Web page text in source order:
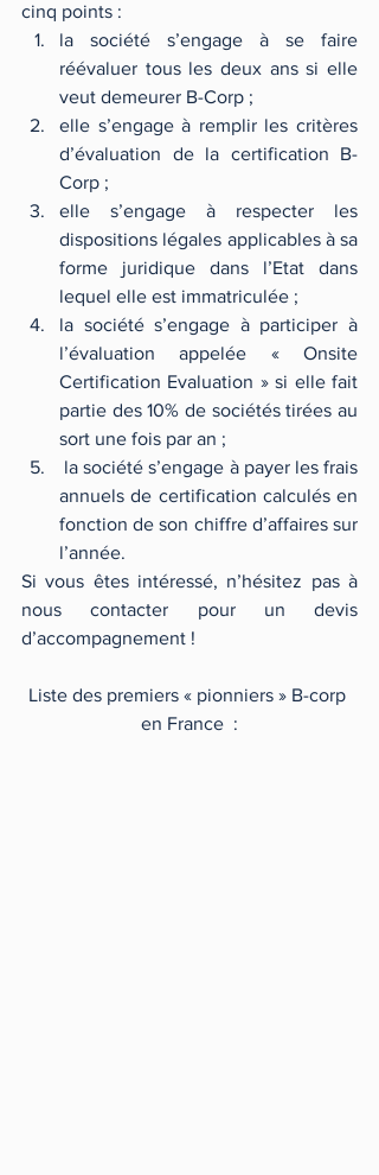
cinq points :
la société s’engage à se faire
réévaluer tous les deux ans si elle
veut demeurer B-Corp ;
elle s’engage à remplir les critères
d’évaluation de la certification B-
Corp ;
elle s’engage à respecter les
dispositions légales applicables à sa
forme juridique dans l’Etat dans
lequel elle est immatriculée ;
la société s’engage à participer à
l’évaluation appelée « Onsite
Certification Evaluation » si elle fait
partie des 10% de sociétés tirées au
sort une fois par an ;
annuels de certification calculés en
fonction de son chiffre d’affaires sur
l’année.
Si vous êtes intéressé, n’hésitez pas à
nous contacter pour un devis
d’accompagnement !
Liste des premiers « pionniers » B-corp
en France  :